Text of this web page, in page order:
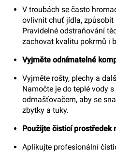
V troubách se často
ovlivnit chuť jídla, způsobit
Pravidelné odstraňování
zachovat kvalitu pokrmů i
Vyjměte odnímatelné
Vyjměte rošty, plechy a
Namočte je do teplé vody
odmašťovačem, aby se
zbytky a tuky.
Použijte čisticí prostředek
Aplikujte profesionální